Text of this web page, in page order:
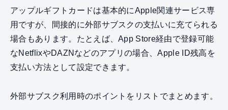
アップルギフトカードは基本的にApple関連サービス専
用ですが、間接的に外部サブスクの支払いに充てられる
場合もあります。たとえば、App Store経由で登録可能
なNetflixやDAZNなどのアプリの場合、Apple ID残高を
支払い方法として設定できます。
外部サブスク利用時のポイントをリストでまとめます。